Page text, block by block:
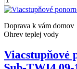
Doprava k vám domov
Ohrev teplej vody
Viacstupňové